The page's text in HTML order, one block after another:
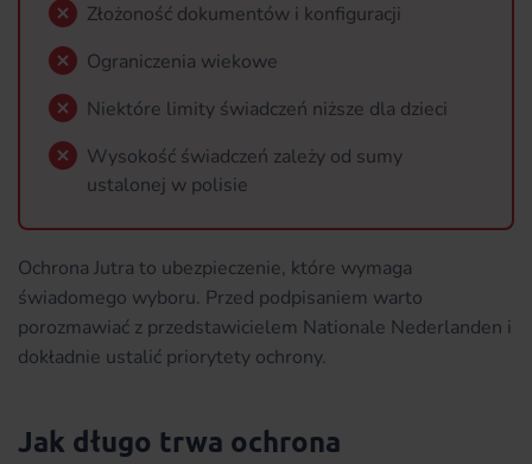
Złożoność dokumentów i konfiguracji
Ograniczenia wiekowe
Niektóre limity świadczeń niższe dla dzieci
Wysokość świadczeń zależy od sumy
ustalonej w polisie
Ochrona Jutra to ubezpieczenie, które wymaga
świadomego wyboru. Przed podpisaniem warto
porozmawiać z przedstawicielem Nationale Nederlanden i
dokładnie ustalić priorytety ochrony.
Jak długo trwa ochrona